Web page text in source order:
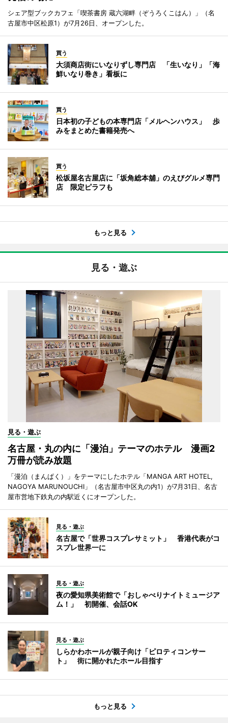
シェア型ブックカフェ「喫茶書房 蔵六湖畔（ぞうろくこはん）」（名
古屋市中区松原1）が7月26日、オープンした。
買う
大須商店街にいなりずし専門店 「生いなり」「海
鮮いなり巻き」看板に
買う
日本初の子どもの本専門店「メルヘンハウス」 歩
みをまとめた書籍発売へ
買う
松坂屋名古屋店に「坂角総本舖」のえびグルメ専門
店 限定ピラフも
もっと見る
見る・遊ぶ
見る・遊ぶ
名古屋・丸の内に「漫泊」テーマのホテル 漫画2
万冊が読み放題
「漫泊（まんぱく）」をテーマにしたホテル「MANGA ART HOTEL,
NAGOYA MARUNOUCHI」（名古屋市中区丸の内1）が7月31日、名古
屋市営地下鉄丸の内駅近くにオープンした。
見る・遊ぶ
名古屋で「世界コスプレサミット」 香港代表がコ
スプレ世界一に
見る・遊ぶ
夜の愛知県美術館で「おしゃべりナイトミュージア
ム！」 初開催、会話OK
見る・遊ぶ
しらかわホールが親子向け「ピロティコンサー
ト」 街に開かれたホール目指す
もっと見る